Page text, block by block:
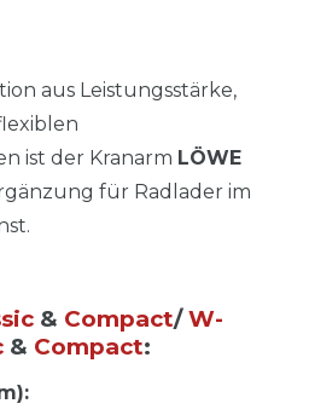
aus Leistungsstärke,
ist der Kranarm LÖWE
für Radlader im
& Compact/W-
& Compact: